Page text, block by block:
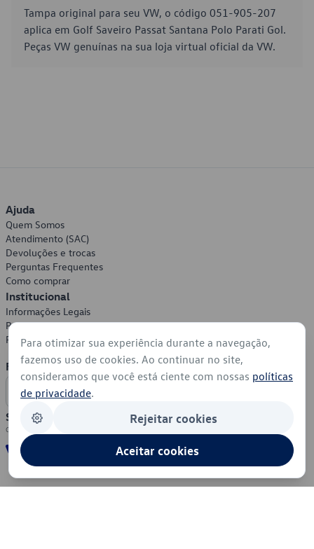
Tampa original para seu VW, o código 051-905-207
aplica em Golf Saveiro Passat Santana Polo Parati Gol.
Peças VW genuínas na sua loja virtual oficial da VW.
Ajuda
Quem Somos
Atendimento (SAC)
Devoluções e trocas
Perguntas Frequentes
Como comprar
Institucional
Informações Legais
Política de Privacidade
Política de Cookies
Formas de Pagamento
Segurança
Para otimizar sua experiência durante a navegação,
fazemos uso de cookies. Ao continuar no site,
consideramos que você está ciente com nossas políticas
de privacidade.
Rejeitar cookies
Aceitar cookies